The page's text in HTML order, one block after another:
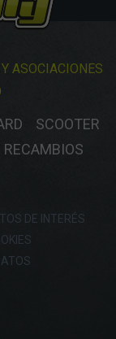
ASOCIACIONES
SCOOTER
RECAMBIOS
DE INTERÉS